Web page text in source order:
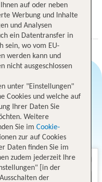
24/7 TUI Service
auf oder neben
Werbung und Inhalte
und Analysen
ein Datentransfer in
sein, wo vom EU-
werden kann und
nicht ausgeschlossen
unter "Einstellungen"
Cookies und welche auf
Ihrer Daten Sie
Weitere
Sie im Cookie-
zur auf Cookies
Daten finden Sie im
zudem jederzeit Ihre
[in der
der